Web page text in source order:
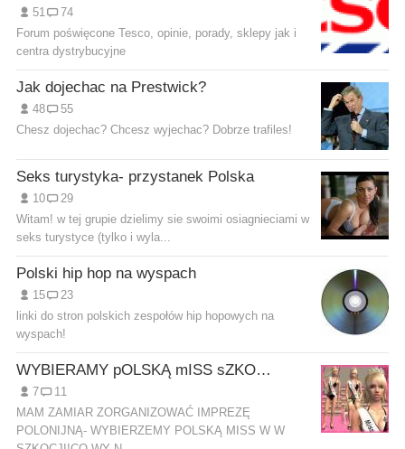
51
74
Forum poświęcone Tesco, opinie, porady, sklepy jak i
centra dystrybucyjne
Jak dojechac na Prestwick?
48
55
Chesz dojechac? Chcesz wyjechac? Dobrze trafiles!
Seks turystyka- przystanek Polska
10
29
Witam! w tej grupie dzielimy sie swoimi osiagnieciami w
seks turystyce (tylko i wyla...
Polski hip hop na wyspach
15
23
linki do stron polskich zespołów hip hopowych na
wyspach!
WYBIERAMY pOLSKĄ mISS sZKOCJI???
7
11
MAM ZAMIAR ZORGANIZOWAĆ IMPREZĘ
POLONIJNĄ- WYBIERZEMY POLSKĄ MISS W W